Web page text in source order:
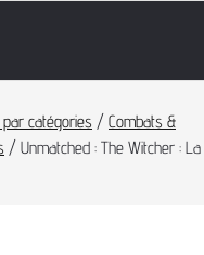
par catégories / Combats &
/ Unmatched : The Witcher :